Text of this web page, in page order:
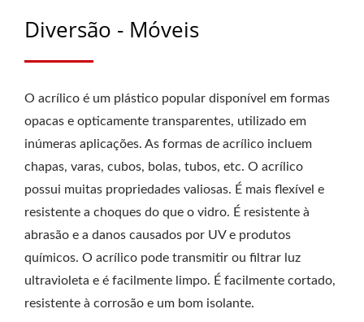
Diversão - Móveis
O acrílico é um plástico popular disponível em formas
opacas e opticamente transparentes, utilizado em
inúmeras aplicações. As formas de acrílico incluem
chapas, varas, cubos, bolas, tubos, etc. O acrílico
possui muitas propriedades valiosas. É mais flexível e
resistente a choques do que o vidro. É resistente à
abrasão e a danos causados por UV e produtos
químicos. O acrílico pode transmitir ou filtrar luz
ultravioleta e é facilmente limpo. É facilmente cortado,
resistente à corrosão e um bom isolante.